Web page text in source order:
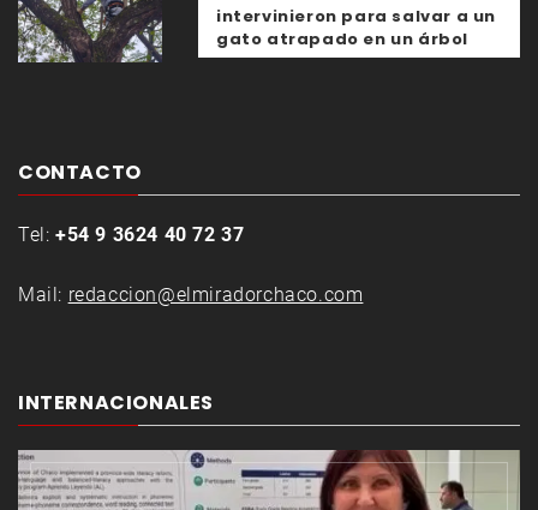
intervinieron para salvar a un
gato atrapado en un árbol
CONTACTO
Tel: +54 9 3624 40 72 37
Mail: redaccion@elmiradorchaco.com
INTERNACIONALES